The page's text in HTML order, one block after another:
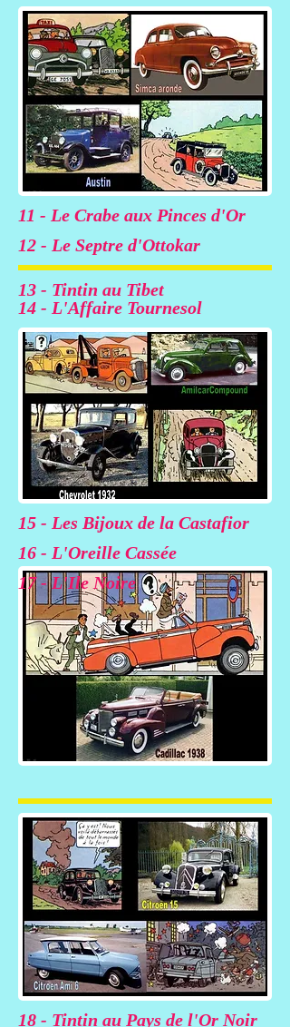
11 - Le Crabe aux Pinces d'Or
12 - Le Septre d'Ottokar
14 - L'Affaire Tournesol
15 - Les Bijoux de la Castafior
18 - Tintin au Pays de l'Or Noir
13 - Tintin au Tibet
16 - L'Oreille Cassée
17 - L'Ile Noire